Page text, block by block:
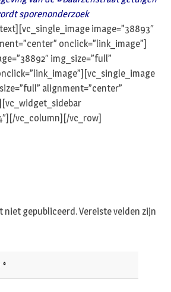
sporenonderzoek
image=”38893″
onclick=”link_image”]
img_size=”full”
alignment=”center”
vc_column][/vc_row]
niet gepubliceerd.Vereiste velden zijn